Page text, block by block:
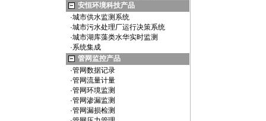
安恒环境科技产品
·城市供水监测系统
·城市污水处理厂运行决策系统
·城市湖库藻类水华实时监测
·系统集成
管网监控产品
·管网数据记录
·管网流量计量
·管网环境监测
·管网渗漏监测
·管网漏损检测